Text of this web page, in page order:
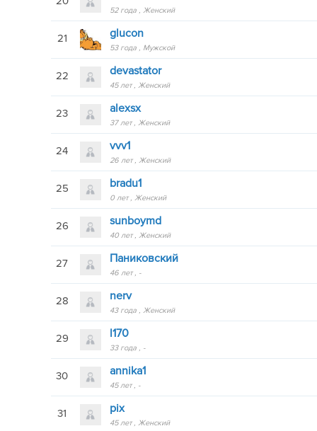
52 года Женский
21 glucon
53 года Мужской
22 devastator
45 лет Женский
23 alexsx
37 лет Женский
24 vvv1
26 лет Женский
25 bradu1
0 лет Женский
26 sunboymd
40 лет Женский
27 Паниковский
46 лет -
28 nerv
43 года Женский
29 l170
33 года -
30 annika1
45 лет -
31 pix
45 лет Женский